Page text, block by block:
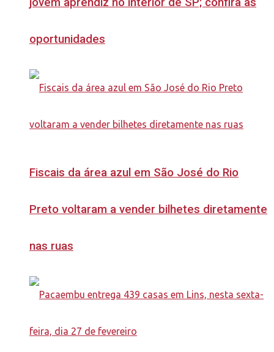
oportunidades
Fiscais da área azul em São José do Rio
Preto voltaram a vender bilhetes diretamente
nas ruas